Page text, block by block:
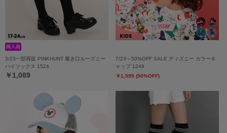
3/23一部再販 PINKHUNT 履き口ルーズニー
ハイソックス 1524
￥1,089
7/23～50%OFF SALE ディズニー カラーキ
ャップ 1249
￥1,595 (50%OFF)